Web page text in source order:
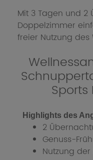
Mit 3 Tagen und
Doppelzimmer
freier Nutzung des
Sports
Highlights des
2
Genuss-
Nutzung